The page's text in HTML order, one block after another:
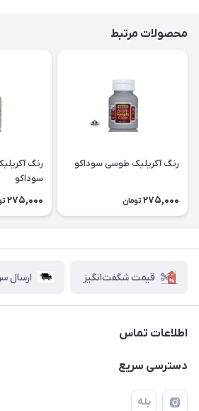
محصولات مرتبط
رنگ آکریلیک طوسی سوداکو
275,000 تومان
رنگ
سوداکو
275,000
قیمت شگفت‌انگیز ارسال
اطلاعات تماس
۰۲۱۷۷۰۶۰۰۲۸ ـ ۰۹۱۹۰۰۲۸۲۴۷
فروشگاه آبتین
دسترسی سریع
حساب کاربری
بله